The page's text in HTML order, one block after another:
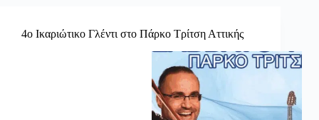
4ο Ικαριώτικο Γλέντι στο Πάρκο Τρίτση Αττικής